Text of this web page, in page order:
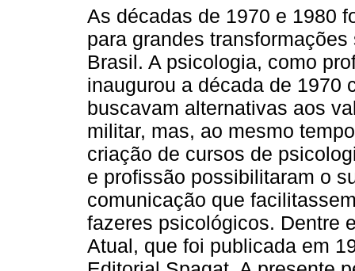
As décadas de 1970 e 1980
para grandes
Brasil. A psicologia, como
inaugurou a década de 1970
buscavam alternativas aos
militar, mas, ao mesmo
criação de cursos de
e profissão possibilitaram o
comunicação que
fazeres psicológicos. Dentre
Atual, que foi publicada em